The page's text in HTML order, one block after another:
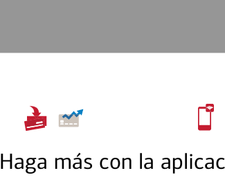
Haga más con la